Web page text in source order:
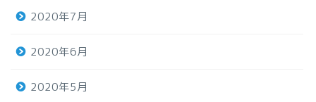
2020年7月
2020年6月
2020年5月